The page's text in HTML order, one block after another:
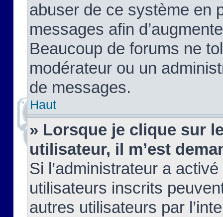
abuser de ce système en
messages afin
Beaucoup de forums ne
modérateur ou un
de messages.
Haut
» Lorsque je clique sur
utilisateur, il m’est
Si l’administrateur a
utilisateurs inscrits
autres utilisateurs par